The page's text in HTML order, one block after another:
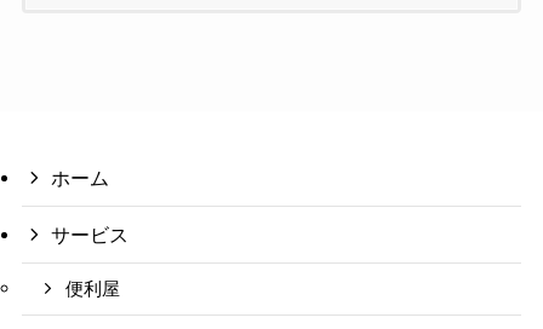
ホーム
サービス
便利屋